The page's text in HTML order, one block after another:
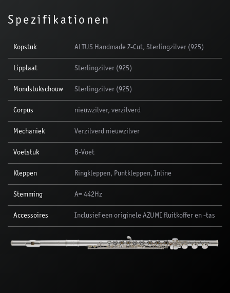
Spezifikationen
Kopstuk ALTUS Handmade Z-Cut, Sterlingzilver (925)
Lipplaat Sterlingzilver (925)
Mondstukschouw Sterlingzilver (925)
Corpus nieuwzilver, verzilverd
Mechaniek Verzilverd nieuwzilver
Voetstuk B-Voet
Kleppen Ringkleppen, Puntkleppen, Inline
Stemming A= 442Hz
Accessoires Inclusief een originele AZUMI fluitkoffer en -tas